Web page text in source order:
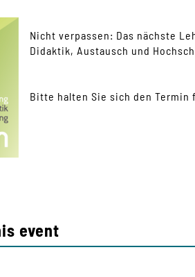
Nicht verpassen: Das nächste
Didaktik, Austausch und
Bitte halten Sie sich den
event